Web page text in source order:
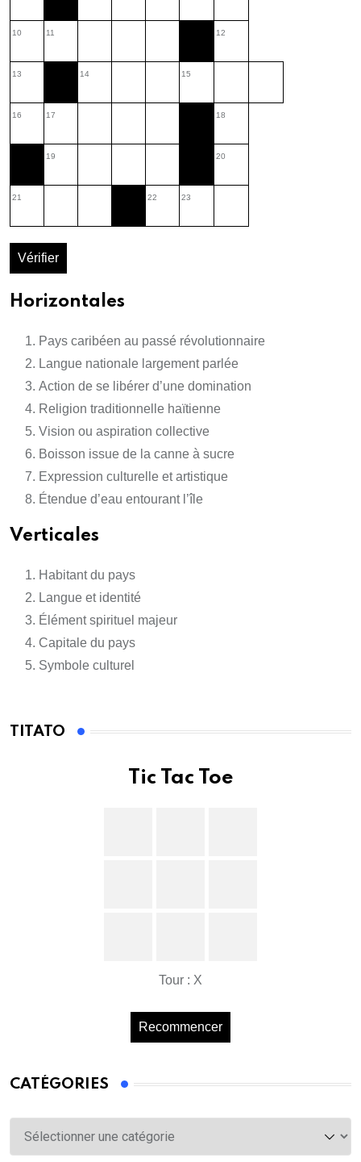
10 11 12
13 14 15
16 17 18
19 20
21 22 23
Vérifier
Horizontales
Pays caribéen au passé révolutionnaire
Langue nationale largement parlée
Action de se libérer d’une domination
Religion traditionnelle haïtienne
Vision ou aspiration collective
Boisson issue de la canne à sucre
Expression culturelle et artistique
Étendue d’eau entourant l’île
Verticales
Habitant du pays
Langue et identité
Élément spirituel majeur
Capitale du pays
Symbole culturel
TITATO
Tic Tac Toe
Tour : X
Recommencer
CATÉGORIES
Catégories